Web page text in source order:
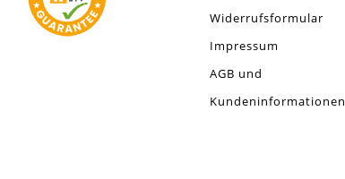
Widerrufsformular
Impressum
AGB und
Kundeninformationen